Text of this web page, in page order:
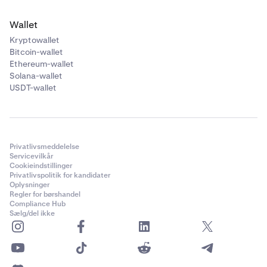
Wallet
Kryptowallet
Bitcoin-wallet
Ethereum-wallet
Solana-wallet
USDT-wallet
Privatlivsmeddelelse
Servicevilkår
Cookieindstillinger
Privatlivspolitik for kandidater
Oplysninger
Regler for børshandel
Compliance Hub
Sælg/del ikke